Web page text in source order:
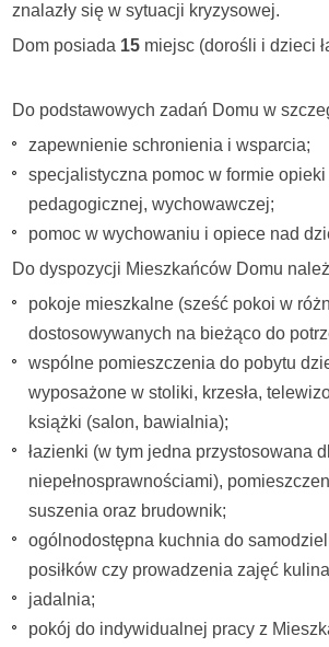
znalazły się w sytuacji kryzysowej.
Dom posiada 15 miejsc (dorośli i dzieci
Do podstawowych zadań Domu w
zapewnienie schronienia i wsparcia;
specjalistyczna pomoc w formie
pedagogicznej, wychowawczej;
pomoc w wychowaniu i opiece nad
Do dyspozycji Mieszkańców Domu
pokoje mieszkalne (sześć pokoi w
dostosowywanych na bieżąco do
wspólne pomieszczenia do pobytu
wyposażone w stoliki, krzesła,
książki (salon, bawialnia);
łazienki (w tym jedna przystosowana
niepełnosprawnościami),
suszenia oraz brudownik;
ogólnodostępna kuchnia do
posiłków czy prowadzenia zajęć
jadalnia;
pokój do indywidualnej pracy z